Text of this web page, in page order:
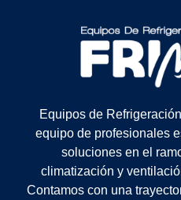
Equipos de
equipo de profesionales
soluciones en el
climatización y
Contamos con una